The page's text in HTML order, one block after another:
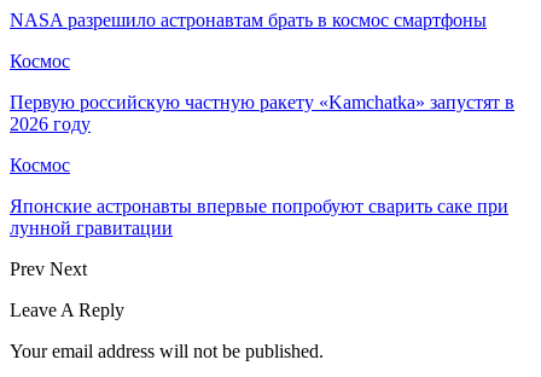
NASA разрешило астронавтам брать в космос смартфоны
Космос
Первую российскую частную ракету «Kamchatka» запустят в
2026 году
Космос
Японские астронавты впервые попробуют сварить саке при
лунной гравитации
Prev Next
Leave A Reply
Your email address will not be published.